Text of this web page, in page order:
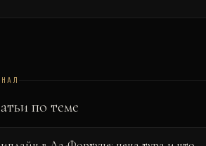
по теме